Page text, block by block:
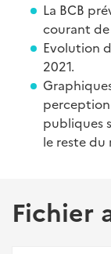
La BCB
courant de
Evolution
2021.
perception
publiques
le reste du
Fichier